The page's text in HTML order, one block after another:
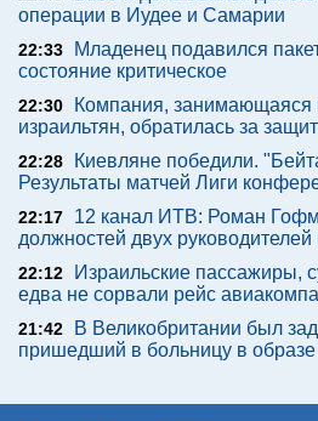
операции в Иудее и Самарии
22:33
Младенец подавился
состояние критическое
22:30
Компания,
израильтян, обратилась за
22:28
Киевляне победили.
Результаты матчей Лиги
22:17
12 канал ИТВ: Роман
должностей двух
22:12
Израильские пассажиры,
едва не сорвали рейс
21:42
В Великобритании был
пришедший в больницу в образе